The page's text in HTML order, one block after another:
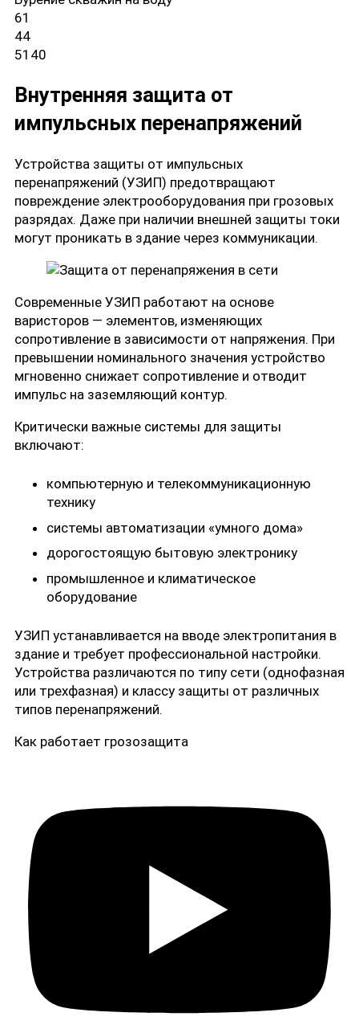
61
44
5140
Внутренняя защита от
импульсных перенапряжений
Устройства защиты от импульсных
перенапряжений (УЗИП) предотвращают
повреждение электрооборудования при грозовых
разрядах. Даже при наличии внешней защиты токи
могут проникать в здание через коммуникации.
Современные УЗИП работают на основе
варисторов — элементов, изменяющих
сопротивление в зависимости от напряжения. При
превышении номинального значения устройство
мгновенно снижает сопротивление и отводит
импульс на заземляющий контур.
Критически важные системы для защиты
включают:
компьютерную и телекоммуникационную
технику
системы автоматизации «умного дома»
дорогостоящую бытовую электронику
промышленное и климатическое
оборудование
УЗИП устанавливается на вводе электропитания в
здание и требует профессиональной настройки.
Устройства различаются по типу сети (однофазная
или трехфазная) и классу защиты от различных
типов перенапряжений.
Как работает грозозащита